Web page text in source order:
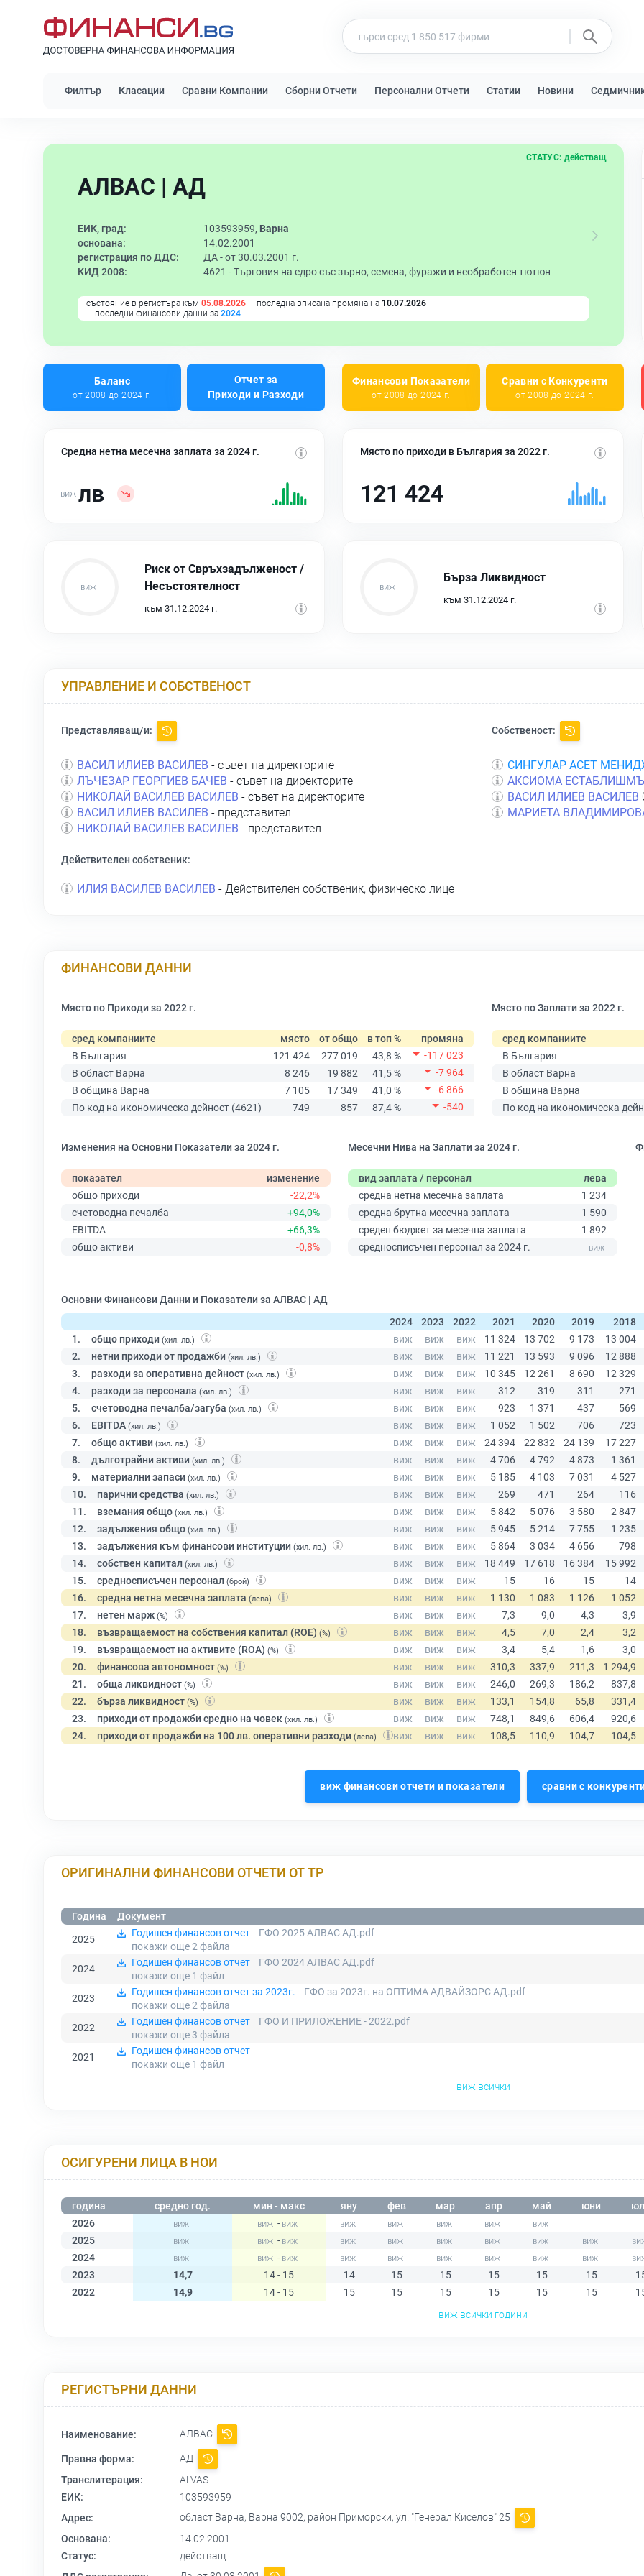
Филтър Класации Сравни Компании Сборни Отчети Персонални Отчети Статии Новини
АЛВАС | АД
СТАТУС: действащ
ЕИК, град: 103593959, Варна
основана:
14.02.2001
регистрация по ДДС:
ДА - от 30.03.2001 г.
КИД 2008:
4621 -Търговия на едро със зърно, семена, фуражи и необработен тютюн
състояние в регистъра към 05.08.2026 последна вписана промяна на 10.07.2026
последни финансови данни за 2024
Баланс
от 2008 до 2024 г.
Отчет за
Приходи и Разходи
Финансови Показатели
от 2008 до 2024 г.
Сравни с Конкуренти
от 2008 до 2024 г.
Средна нетна месечна заплата за 2024 г.
лв
Място по приходи в България за 2022 г.
121 424
Риск от Свръхзадълженост /
Несъстоятелност
към 31.12.2024 г.
Бърза Ликвидност
към 31.12.2024 г.
УПРАВЛЕНИЕ И СОБСТВЕНОСТ
Представляващ/и:
ВАСИЛ ИЛИЕВ ВАСИЛЕВ - съвет на директорите
ЛЪЧЕЗАР ГЕОРГИЕВ БАЧЕВ - съвет на директорите
НИКОЛАЙ ВАСИЛЕВ ВАСИЛЕВ - съвет на директорите
ВАСИЛ ИЛИЕВ ВАСИЛЕВ - представител
НИКОЛАЙ ВАСИЛЕВ ВАСИЛЕВ - представител
Собственост:
СИНГУЛАР АСЕТ
АКСИОМА
ВАСИЛ ИЛИЕВ ВАСИЛЕВ
МАРИЕТА
Действителен собственик:
ИЛИЯ ВАСИЛЕВ ВАСИЛЕВ - Действителен собственик, физическо лице
ФИНАНСОВИ ДАННИ
Място по Приходи за 2022 г.
сред компаниите място от общо в топ %
промяна
В България
121 424 277 019 43,8 %
-117 023
В област Варна
8 246 19 882 41,5 %
-7 964
В община Варна
7 105 17 349 41,0 %
-6 866
По код на икономическа дейност (4621)
749 857 87,4 % -540
Място по Заплати за 2022 г.
сред компаниите
В България
В област Варна
В община Варна
По код на икономическа
Изменения на Основни Показатели за 2024 г.
показател
изменение
общо приходи
-22,2%
счетоводна печалба
+94,0%
EBITDA
+66,3%
общо активи
-0,8%
Месечни Нива на Заплати за 2024 г.
вид заплата / персонал
лева
средна нетна месечна заплата
1 234
средна брутна месечна заплата
1 590
среден бюджет за месечна заплата
1 892
средносписъчен персонал за 2024 г.
Основни Финансови Данни и Показатели за АЛВАС | АД
2024
2023 2022 2021 2020 2019
2018
1.
общо приходи (хил. лв.)
2. нетни приходи от продажби (хил. лв.)
3. разходи за оперативна дейност (хил. лв.)
4. разходи за персонала (хил. лв.)
5. счетоводна печалба/загуба (хил. лв.)
6. EBITDA (хил. лв.)
7. общо активи (хил. лв.)
8. дълготрайни активи (хил. лв.)
9. материални запаси (хил. лв.)
10. парични средства (хил. лв.)
11. вземания общо (хил. лв.)
12. задължения общо (хил. лв.)
13. задължения към финансови институции (хил. лв.)
14. собствен капитал (хил. лв.)
15. средносписъчен персонал (брой)
16. средна нетна месечна заплата (лева)
17. нетен марж (%)
18. възвращаемост на собствения капитал (ROE) (%)
19. възвращаемост на активите (ROA) (%)
20. финансова автономност (%)
21. обща ликвидност (%)
22. бърза ликвидност (%)
23. приходи от продажби средно на човек (хил. лв.)
24. приходи от продажби на 100 лв. оперативни разходи (лева)
виж финансови отчети и показатели сравни с
ОРИГИНАЛНИ ФИНАНСОВИ ОТЧЕТИ ОТ ТР
Година
Документ
2025
Годишен финансов отчет
ГФО 2025 АЛВАС АД.pdf
покажи още 2 файла
2024
Годишен финансов отчет
ГФО 2024 АЛВАС АД.pdf
покажи още 1 файл
2023
Годишен финансов отчет за 2023г.
ГФО за 2023г. на ОПТИМА АДВАЙЗОРС АД.pdf
покажи още 2 файла
2022
Годишен финансов отчет
ГФО И ПРИЛОЖЕНИЕ - 2022.pdf
покажи още 3 файла
2021
Годишен финансов отчет
покажи още 1 файл
виж всички
ОСИГУРЕНИ ЛИЦА В НОИ
година средно год. мин - макс яну фев мар апр май юни
2026
-
2025
-
2024
-
2023
14,7 14 - 15 14 15 15 15 15 15
2022
14,9 14 - 15 15 15 15 15 15 15
виж всички години
РЕГИСТЪРНИ ДАННИ
Наименование: АЛВАС
Правна форма:
АД
Транслитерация:
ALVAS
ЕИК:
103593959
Адрес:
област Варна, Варна 9002, район Приморски, ул. "Генерал Киселов" 25
Основана:
14.02.2001
Статус:
действащ